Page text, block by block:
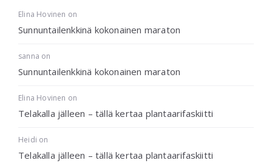
Elina Hovinen on
Sunnuntailenkkinä kokonainen maraton
sanna on
Sunnuntailenkkinä kokonainen maraton
Elina Hovinen on
Telakalla jälleen – tällä kertaa plantaarifaskiitti
Heidi on
Telakalla jälleen – tällä kertaa plantaarifaskiitti